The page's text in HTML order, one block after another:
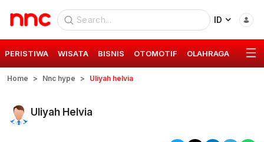
ID
PERISTIWA WISATA BISNIS OTOMOTIF OLAHRAGA GAYA
Home Nnc hype Uliyah helvia
Uliyah Helvia